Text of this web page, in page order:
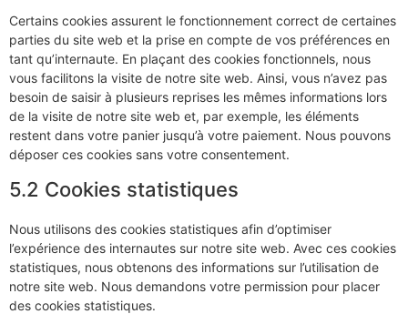
Certains cookies assurent le fonctionnement correct de certaines
parties du site web et la prise en compte de vos préférences en
tant qu’internaute. En plaçant des cookies fonctionnels, nous
vous facilitons la visite de notre site web. Ainsi, vous n’avez pas
besoin de saisir à plusieurs reprises les mêmes informations lors
de la visite de notre site web et, par exemple, les éléments
restent dans votre panier jusqu’à votre paiement. Nous pouvons
déposer ces cookies sans votre consentement.
5.2 Cookies statistiques
Nous utilisons des cookies statistiques afin d’optimiser
l’expérience des internautes sur notre site web. Avec ces cookies
statistiques, nous obtenons des informations sur l’utilisation de
notre site web. Nous demandons votre permission pour placer
des cookies statistiques.